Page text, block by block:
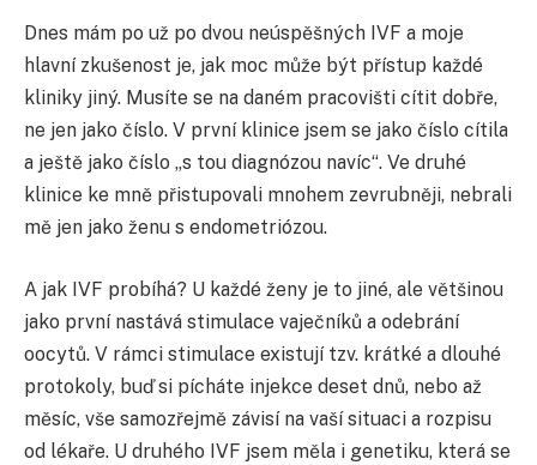
Dnes mám po už po dvou neúspěšných IVF a moje
hlavní zkušenost je, jak moc může být přístup každé
kliniky jiný. Musíte se na daném pracovišti cítit dobře,
ne jen jako číslo. V první klinice jsem se jako číslo cítila
a ještě jako číslo „s tou diagnózou navíc“. Ve druhé
klinice ke mně přistupovali mnohem zevrubněji, nebrali
mě jen jako ženu s endometriózou.
A jak IVF probíhá? U každé ženy je to jiné, ale většinou
jako první nastává stimulace vaječníků a odebrání
oocytů. V rámci stimulace existují tzv. krátké a dlouhé
protokoly, buď si pícháte injekce deset dnů, nebo až
měsíc, vše samozřejmě závisí na vaší situaci a rozpisu
od lékaře. U druhého IVF jsem měla i genetiku, která se